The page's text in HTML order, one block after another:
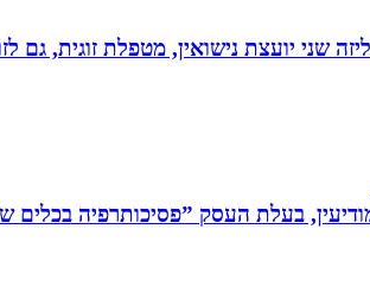
שני יועצת נישואין, מטפלת זוגית,
העסק ”פסיכותרפיה בכלים שלובים”. טיפול פרטני לבוגרים